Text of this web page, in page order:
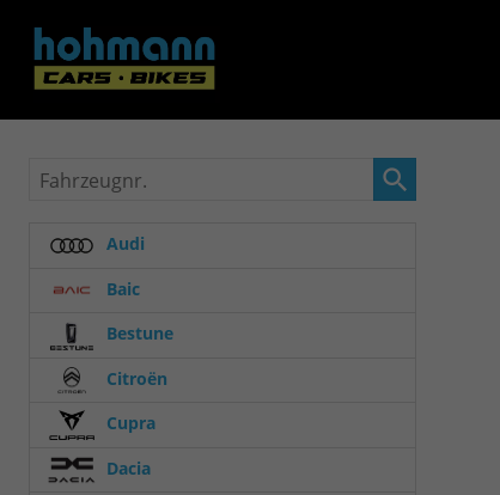
Fahrzeugnr.
Audi
Baic
Bestune
Citroën
Cupra
Dacia